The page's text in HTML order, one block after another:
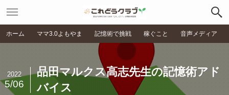
ホーム ママ3.0よもやま 記憶術で挑戦 稼ぐこと 音声メディア
品田マルクス高志先生の記憶術アド
バイス
2022
5/06